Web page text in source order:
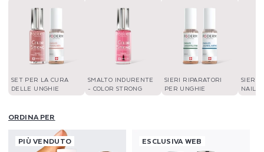
Da PODERM®, abbiamo sviluppato trattamenti naturali
fortificanti, formulati in Svizzera, per riparare la fibra dell’unghia,
stimolare una ricrescita sana e proteggere a lungo le unghie fragili,
senza aggredirle.
SET PER LA CURA
DELLE UNGHIE
SMALTO INDURENTE
- COLOR STRONG
SIERI RIPARATORI
PER UNGHIE
SIERI
NAIL
ORDINA PER
PIÙ VENDUTO ESCLUSIVA WEB